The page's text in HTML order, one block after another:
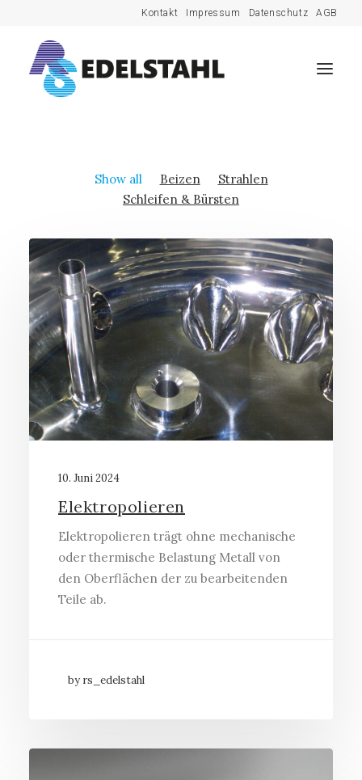
Kontakt Impressum Datenschutz AGB
Show all Beizen
Strahlen
Schleifen & Bürsten
10. Juni 2024
Elektropolieren
Elektropolieren trägt ohne mechanische
oder thermische Belastung Metall von
den Oberflächen der zu bearbeitenden
Teile ab.
by rs_edelstahl